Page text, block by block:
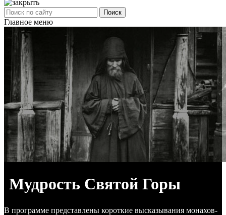
Поиск
Главное меню
Мудрость Святой Горы
В программе представлены короткие высказывания монахов-